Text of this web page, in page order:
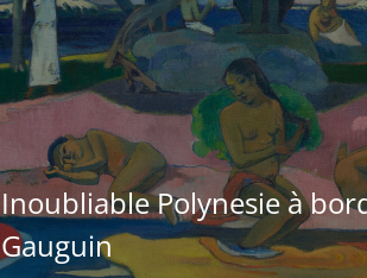
Inoubliable Polynesie à
Gauguin